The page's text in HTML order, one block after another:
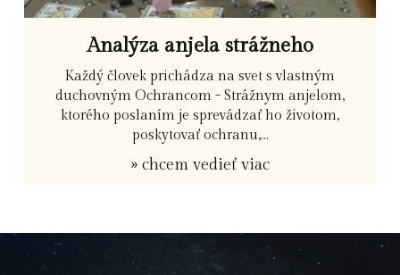
Analýza anjela strážneho
Každý človek prichádza na svet s vlastným
duchovným Ochrancom - Strážnym anjelom,
ktorého poslaním je sprevádzať ho životom,
poskytovať ochranu,...
» chcem vedieť viac